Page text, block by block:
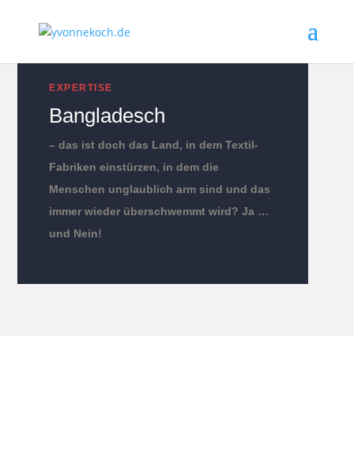
EXPERTISE
Bangladesch
– das ist doch das Land, in dem Textil-
Fabriken einstürzen, in dem die
Menschen unglaublich arm sind und das
immer wieder überschwemmt wird? Ja …
und Nein!